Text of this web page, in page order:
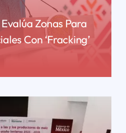
Zonas Para
Con ‘fracking’